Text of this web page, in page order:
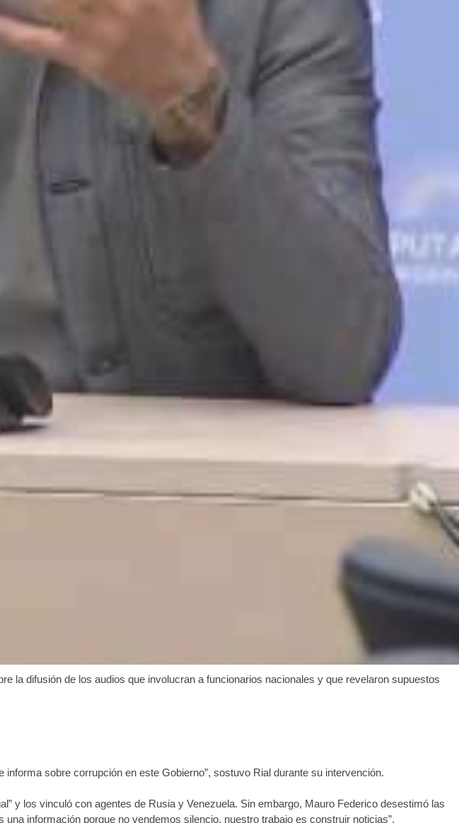
la difusión de los audios que involucran a funcionarios nacionales y que revelaron supuestos
sobre corrupción en este Gobierno”, sostuvo Rial durante su intervención.
y los vinculó con agentes de Rusia y Venezuela. Sin embargo, Mauro Federico desestimó las
información porque no vendemos silencio, nuestro trabajo es construir noticias”.